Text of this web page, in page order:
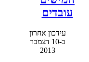
עובדים
עידכון אחרון
ב-10 דצמבר
2013